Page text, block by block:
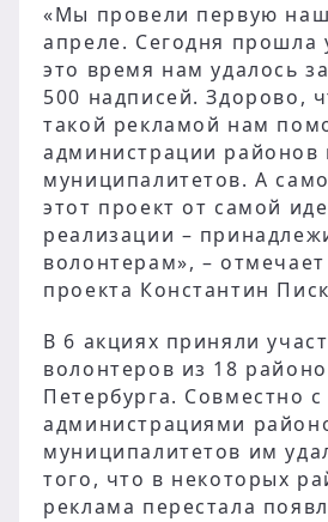
«Мы провели первую
апреле. Сегодня прошла
это время нам удалось
500 надписей. Здорово,
такой рекламой нам
администрации районов
муниципалитетов. А
этот проект от самой
реализации –
волонтерам», –
проекта Константин
В 6 акциях приняли
волонтеров из 18
Петербурга. Совместно с
администрациями
муниципалитетов им
того, что в некоторых
реклама перестала